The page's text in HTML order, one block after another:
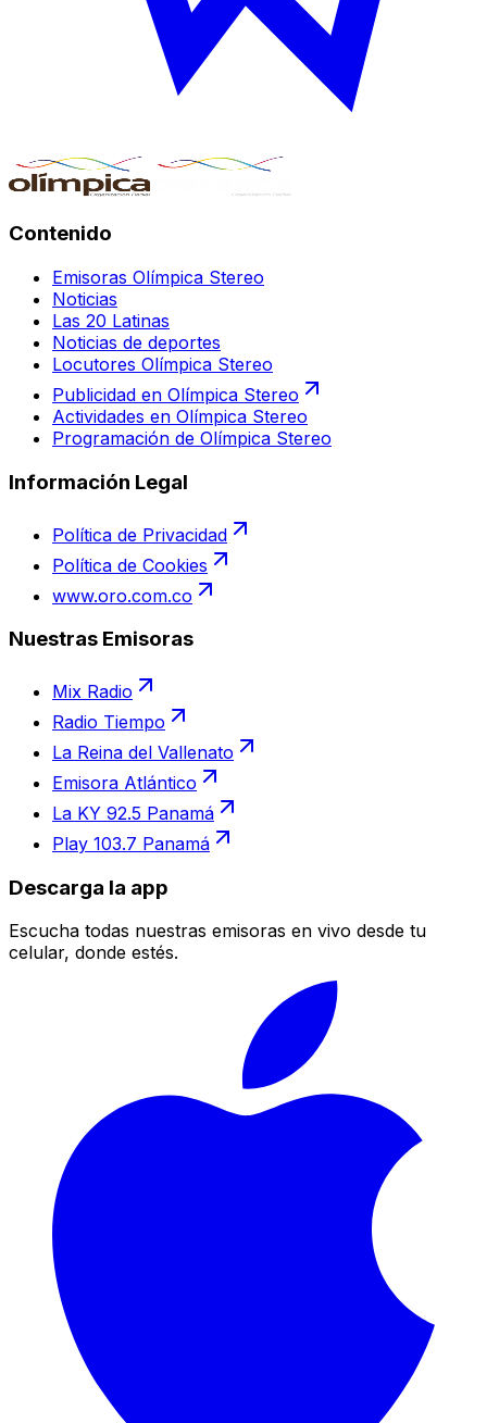
Contenido
Emisoras Olímpica Stereo
Noticias
Las 20 Latinas
Noticias de deportes
Locutores Olímpica Stereo
Publicidad en Olímpica Stereo
Actividades en Olímpica Stereo
Programación de Olímpica Stereo
Información Legal
Política de Privacidad
Política de Cookies
www.oro.com.co
Nuestras Emisoras
Mix Radio
Radio Tiempo
La Reina del Vallenato
Emisora Atlántico
La KY 92.5 Panamá
Play 103.7 Panamá
Descarga la app
Escucha todas nuestras emisoras en vivo desde tu
celular, donde estés.